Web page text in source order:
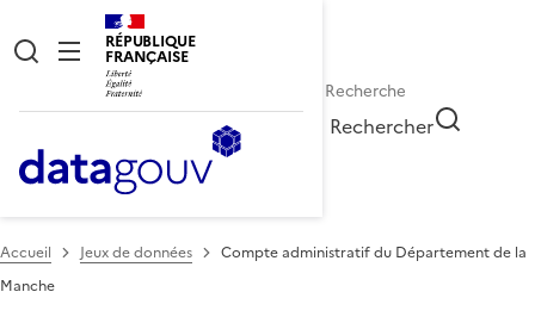
RÉPUBLIQUE
FRANÇAISE
Rechercher
Accueil Jeux de données
Compte administratif du Département de la
Manche